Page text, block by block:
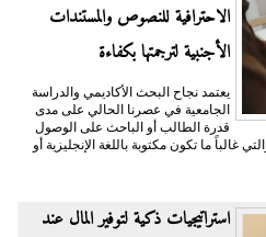
الاحترافية للنصوص والمستندات
الأجنبية لترجمتها بكفاءة
يعتمد نجاح البحث الأكاديمي والدراسة
الجامعية في عصرنا الحالي على مدى
قدرة الطالب أو الباحث على الوصول
غالباً ما تكون مكتوبة باللغة الإنجليزية أو
​استراتيجيات ذكية لتوفير المال عند